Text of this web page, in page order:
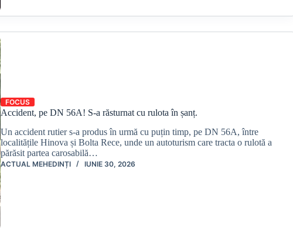
FOCUS
Accident, pe DN 56A! S-a răsturnat cu rulota în șanț.
Un accident rutier s-a produs în urmă cu puțin timp, pe DN 56A, între
localitățile Hinova și Bolta Rece, unde un autoturism care tracta o rulotă a
părăsit partea carosabilă…
ACTUAL MEHEDINȚI IUNIE 30, 2026